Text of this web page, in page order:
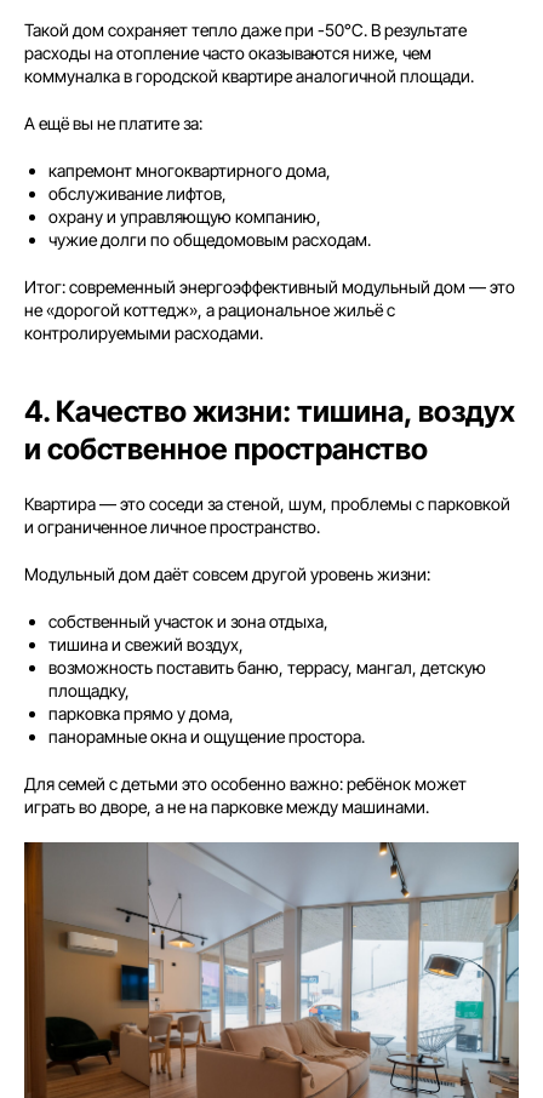
Такой дом сохраняет тепло даже при -50°C. В результате
расходы на отопление часто оказываются ниже, чем
коммуналка в городской квартире аналогичной площади.
А ещё вы не платите за:
капремонт многоквартирного дома,
обслуживание лифтов,
охрану и управляющую компанию,
чужие долги по общедомовым расходам.
Итог: современный энергоэффективный модульный дом — это
не «дорогой коттедж», а рациональное жильё с
контролируемыми расходами.
4. Качество жизни: тишина, воздух
и собственное пространство
Квартира — это соседи за стеной, шум, проблемы с парковкой
и ограниченное личное пространство.
Модульный дом даёт совсем другой уровень жизни:
собственный участок и зона отдыха,
тишина и свежий воздух,
возможность поставить баню, террасу, мангал, детскую
площадку,
парковка прямо у дома,
панорамные окна и ощущение простора.
Для семей с детьми это особенно важно: ребёнок может
играть во дворе, а не на парковке между машинами.